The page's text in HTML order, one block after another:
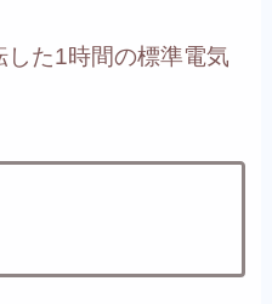
た1時間の標準電気